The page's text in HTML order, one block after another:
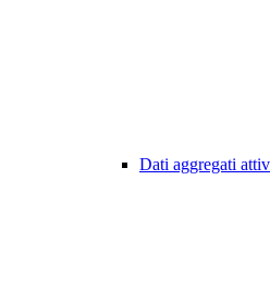
Dati aggregati